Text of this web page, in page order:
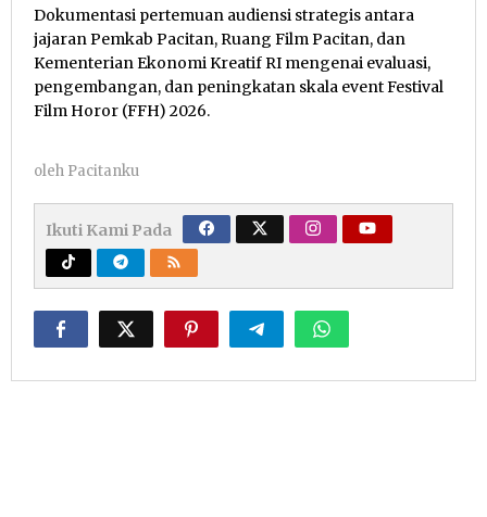
Dokumentasi pertemuan audiensi strategis antara
jajaran Pemkab Pacitan, Ruang Film Pacitan, dan
Kementerian Ekonomi Kreatif RI mengenai evaluasi,
pengembangan, dan peningkatan skala event Festival
Film Horor (FFH) 2026.
oleh Pacitanku
Ikuti Kami Pada